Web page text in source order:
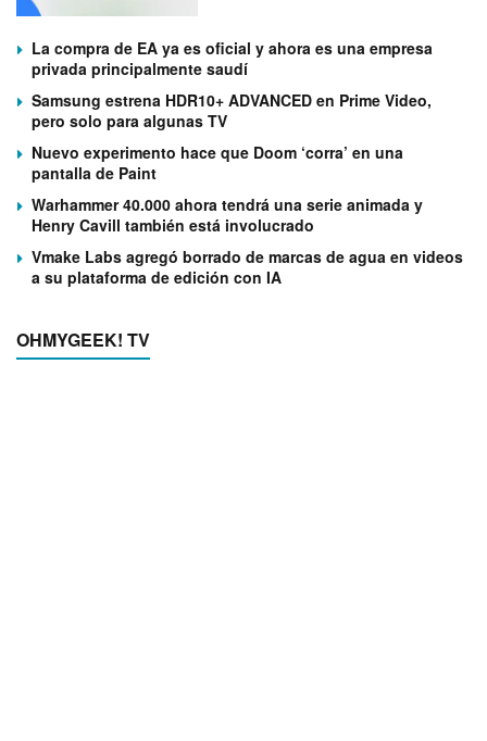
La compra de EA ya es oficial y ahora es una empresa
privada principalmente saudí
Samsung estrena HDR10+ ADVANCED en Prime Video,
pero solo para algunas TV
Nuevo experimento hace que Doom ‘corra’ en una
pantalla de Paint
Warhammer 40.000 ahora tendrá una serie animada y
Henry Cavill también está involucrado
Vmake Labs agregó borrado de marcas de agua en videos
a su plataforma de edición con IA
OHMYGEEK! TV